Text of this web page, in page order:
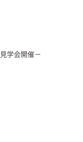
学会開催－